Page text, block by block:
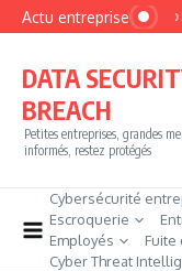
Aller au contenu
Actu entrepriseMyPhoto :
DATA
BREACH
Petites entreprises, grandes
informés, restez protégés
Cybersécurité
Escroquerie
Employés
Fuite
Cyber Threat